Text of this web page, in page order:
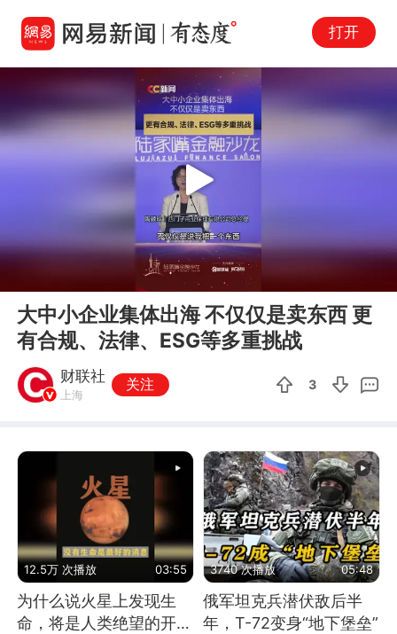
打开
Play
大中小企业集体出海 不仅仅是卖东西 更
有合规、法律、ESG等多重挑战
财联社
上海
关注 3
12.5万 次播放 03:55
为什么说火星上发现生
命，将是人类绝望的开
3740 次播放 05:48
俄军坦克兵潜伏敌后半
年，T-72变身“地下堡垒”